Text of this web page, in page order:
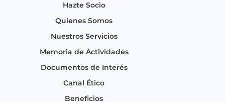
Hazte Socio
Quienes Somos
Nuestros Servicios
Memoria de Actividades
Documentos de Interés
Canal Ético
Beneficios